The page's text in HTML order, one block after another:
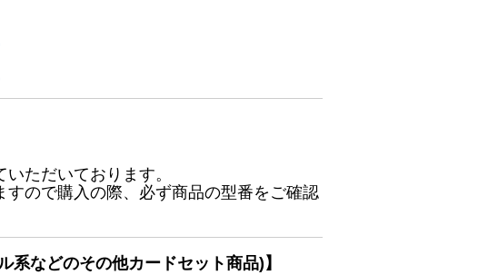
ただいております。
ので購入の際、必ず商品の型番をご確認
系などのその他カードセット商品)】